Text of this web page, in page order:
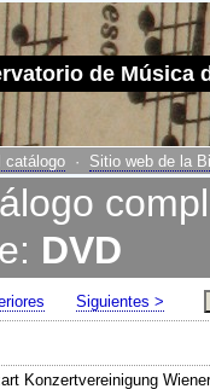
de Música
catálogo · Sitio web de la
DVD
Siguientes >
Konzertvereinigung